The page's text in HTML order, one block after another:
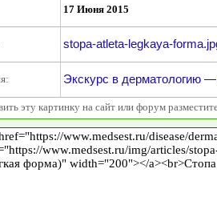
17 Июня 2015
stopa-atleta-legkaya-
Экскурс в дерматологию —
эту картинку на сайт или форум